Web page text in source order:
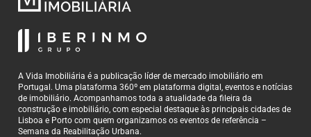
A Vida Imobiliária é a publicação líder de mercado imobiliário em
Portugal. Uma plataforma 360º em plataforma digital, eventos e notícias
de imobiliário. Acompanhamos toda a atualidade da fileira da
construção e imobiliário, com especial destaque às principais cidades de
Lisboa e Porto com quem organizamos os eventos de referência –
Semana da Reabilitação Urbana.